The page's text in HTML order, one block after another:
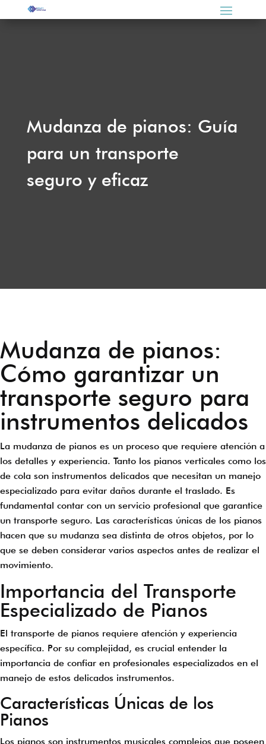
Mudanza de pianos: Guía
para un transporte
seguro y eficaz
Mudanza de pianos:
Cómo garantizar un
transporte seguro para
instrumentos delicados
La mudanza de pianos es un proceso que requiere atención a
los detalles y experiencia. Tanto los pianos verticales como los
de cola son instrumentos delicados que necesitan un manejo
especializado para evitar daños durante el traslado. Es
fundamental contar con un servicio profesional que garantice
un transporte seguro. Las características únicas de los pianos
hacen que su mudanza sea distinta de otros objetos, por lo
que se deben considerar varios aspectos antes de realizar el
movimiento.
Importancia del Transporte
Especializado de Pianos
El transporte de pianos requiere atención y experiencia
específica. Por su complejidad, es crucial entender la
importancia de confiar en profesionales especializados en el
manejo de estos delicados instrumentos.
Características Únicas de los
Pianos
Los pianos son instrumentos musicales complejos que poseen